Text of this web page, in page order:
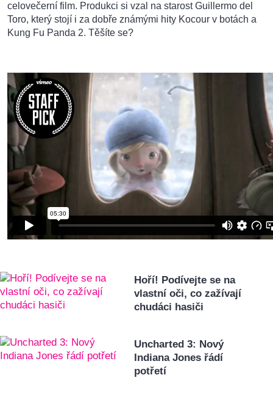
celovečerní film. Produkci si vzal na starost Guillermo del
Toro, který stojí i za dobře známými hity Kocour v botách a
Kung Fu Panda 2. Těšíte se?
Hoří! Podívejte se na
vlastní oči, co zažívají
chudáci hasiči
Uncharted 3: Nový
Indiana Jones řádí
potřetí